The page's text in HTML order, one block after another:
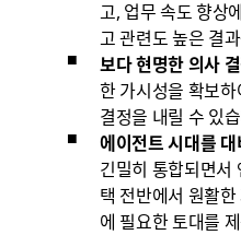
고, 업무 속도 향상
고 관련도 높은 결
보다 현명한 의사
한 가시성을 확보
결정을 내릴 수 있
에이전트 시대를 대
긴밀히 통합되면서
택 전반에서 원활
에 필요한 토대를